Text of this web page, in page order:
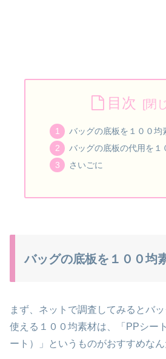
目次
バッグの底板を１００均
バッグの底板の代用を１
さいごに
バッグの底板を１００均
まず、ネットで調査してみるとバ
使える１００均素材は、「PPシー
ート）」というものがおすすめなん